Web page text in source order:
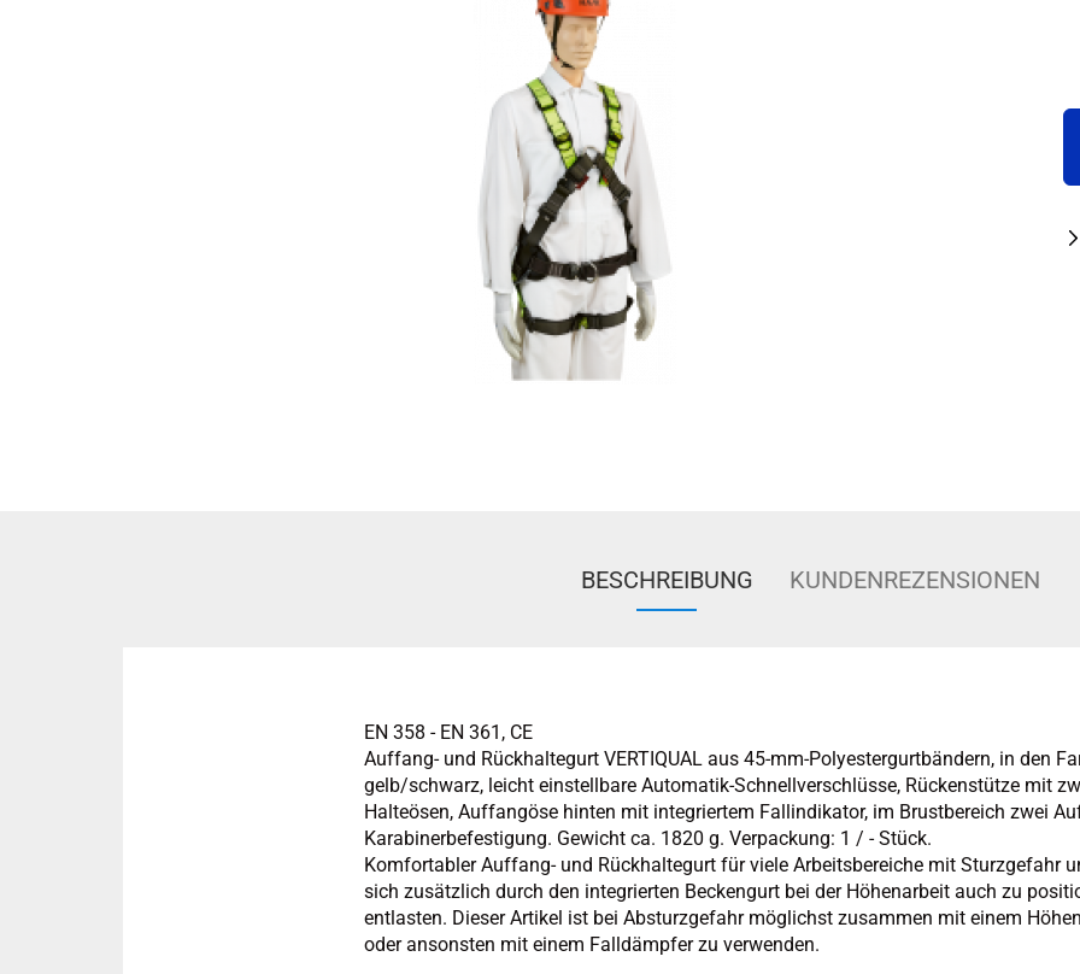
BESCHREIBUNG KUNDENREZENSIONEN
EN 358 - EN 361, CE
Auffang- und Rückhaltegurt VERTIQUAL aus 45-mm-Polyestergurtbändern, in den
gelb/schwarz, leicht einstellbare Automatik-Schnellverschlüsse, Rückenstütze mit
Halteösen, Auffangöse hinten mit integriertem Fallindikator, im Brustbereich zwei
Karabinerbefestigung. Gewicht ca. 1820 g. Verpackung: 1 / - Stück.
Komfortabler Auffang- und Rückhaltegurt für viele Arbeitsbereiche mit Sturzgefahr
sich zusätzlich durch den integrierten Beckengurt bei der Höhenarbeit auch zu
entlasten. Dieser Artikel ist bei Absturzgefahr möglichst zusammen mit einem
oder ansonsten mit einem Falldämpfer zu verwenden.